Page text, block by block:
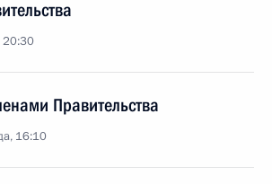
20:30
Правительства
16:10